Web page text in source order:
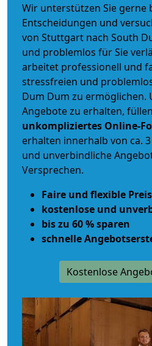
Wir unterstützen Sie gerne
Entscheidungen und
von Stuttgart nach South
und problemlos für Sie
arbeitet professionell und
stressfreien und
Dum Dum zu ermöglichen.
Angebote zu erhalten,
unkompliziertes Online-
erhalten innerhalb von ca.
und unverbindliche
Versprechen.
Faire und flexible
kostenlose und
bis zu 60 % sparen
schnelle
Kostenlose